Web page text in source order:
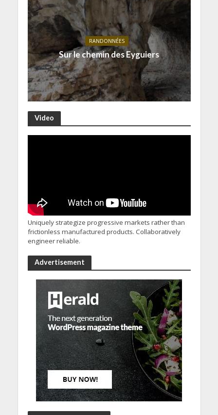
RANDONNÉES
Sur le chemin des Eyguiers
Video
Uniquely strategize progressive markets rather than
frictionless manufactured products. Collaboratively
engineer reliable.
Advertisement